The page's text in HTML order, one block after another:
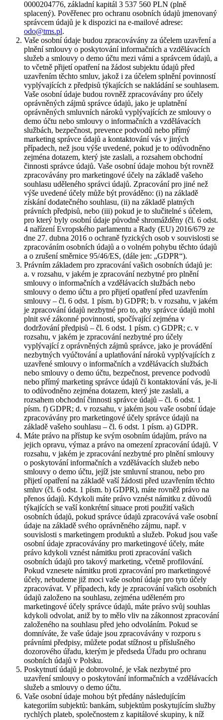
0000204776, základní kapitál 3 537 560 PLN (plně
splacený). Pověřenec pro ochranu osobních údajů jmenovaný
správcem údajů je k dispozici na e-mailové adrese:
odo@tms.pl.
Vaše osobní údaje budou zpracovávány za účelem uzavření a
plnění smlouvy o poskytování informačních a vzdělávacích
služeb a smlouvy o demo účtu mezi vámi a správcem údajů, a
to včetně přijetí opatření na žádost subjektu údajů před
uzavřením těchto smluv, jakož i za účelem splnění povinností
vyplývajících z předpisů týkajících se nakládání se souhlasem.
Vaše osobní údaje budou rovněž zpracovávány pro účely
oprávněných zájmů správce údajů, jako je uplatnění
oprávněných smluvních nároků vyplývajících ze smlouvy o
demo účtu nebo smlouvy o informačních a vzdělávacích
službách, bezpečnost, prevence podvodů nebo přímý
marketing správce údajů a kontaktování vás v jiných
případech, než jsou výše uvedené, pokud je to odůvodněno
zejména dotazem, který jste zaslali, a rozsahem obchodní
činnosti správce údajů. Vaše osobní údaje mohou být rovněž
zpracovávány pro marketingové účely na základě vašeho
souhlasu uděleného správci údajů. Zpracování pro jiné než
výše uvedené účely může být prováděno: (i) na základě
získání dodatečného souhlasu, (ii) na základě platných
právních předpisů, nebo (iii) pokud je to slučitelné s účelem,
pro který byly osobní údaje původně shromážděny (čl. 6 odst.
4 nařízení Evropského parlamentu a Rady (EU) 2016/679 ze
dne 27. dubna 2016 o ochraně fyzických osob v souvislosti se
zpracováním osobních údajů a o volném pohybu těchto údajů
a o zrušení směrnice 95/46/ES, (dále jen: „GDPR“).
Právním základem pro zpracování vašich osobních údajů je:
a. v rozsahu, v jakém je zpracování nezbytné pro plnění
smlouvy o informačních a vzdělávacích službách nebo
smlouvy o demo účtu a pro přijetí opatření před uzavřením
smlouvy – čl. 6 odst. 1 písm. b) GDPR; b. v rozsahu, v jakém
je zpracování údajů nezbytné pro to, aby správce údajů mohl
plnit své zákonné povinnosti, spočívající zejména v
dodržování předpisů – čl. 6 odst. 1 písm. c) GDPR; c. v
rozsahu, v jakém je zpracování nezbytné pro účely
vyplývající z oprávněných zájmů správce, jako je provádění
nezbytných vyúčtování a uplatňování nároků vyplývajících z
uzavřené smlouvy o informačních a vzdělávacích službách
nebo smlouvy o demo účtu, bezpečnost, prevence podvodů
nebo přímý marketing správce údajů či kontaktování vás, je-li
to odůvodněno zejména dotazem, který jste zaslali, a
rozsahem obchodní činnosti správce údajů – čl. 6 odst. 1
písm. f) GDPR; d. v rozsahu, v jakém jsou vaše osobní údaje
zpracovávány pro marketingové účely správce údajů na
základě vašeho souhlasu – čl. 6 odst. 1 písm. a) GDPR.
Máte právo na přístup ke svým osobním údajům, právo na
jejich opravu, výmaz a právo na omezení zpracování údajů. V
rozsahu, v jakém je zpracování nezbytné pro plnění smlouvy
o poskytování informačních a vzdělávacích služeb nebo
smlouvy o demo účtu, jejíž jste smluvní stranou, nebo pro
přijetí opatření na základě vaší žádosti před uzavřením těchto
smluv (čl. 6 odst. 1 písm. b) GDPR), máte rovněž právo na
přenos údajů. Kdykoli máte právo vznést námitku z důvodů
týkajících se vaší konkrétní situace proti použití vašich
osobních údajů, pokud správce údajů zpracovává vaše osobní
údaje na základě svého oprávněného zájmu, např. v
souvislosti s marketingem produktů a služeb. Pokud jsou vaše
osobní údaje zpracovávány pro marketingové účely, máte
právo kdykoli vznést námitku proti zpracování vašich
osobních údajů pro takový marketing, včetně profilování.
Pokud vznesete námitku proti zpracování pro marketingové
účely, nebudeme již moci vaše osobní údaje pro tyto účely
zpracovávat. V případech, kdy je zpracování vašich osobních
údajů založeno na souhlasu, zejména uděleném pro
marketingové účely správce údajů, máte právo svůj souhlas
kdykoli odvolat, aniž by to mělo vliv na zákonnost zpracování
založeného na souhlasu před jeho odvoláním. Pokud se
domníváte, že vaše údaje jsou zpracovávány v rozporu s
právními předpisy, můžete podat stížnost u příslušného
dozorového úřadu, kterým je předseda Úřadu pro ochranu
osobních údajů v Polsku.
Poskytnutí údajů je dobrovolné, je však nezbytné pro
uzavření smlouvy o poskytování informačních a vzdělávacích
služeb a smlouvy o demo účtu.
Vaše osobní údaje mohou být předány následujícím
kategoriím subjektů: bankám, subjektům poskytujícím služby
rychlých plateb, společnostem z kapitálové skupiny, k níž